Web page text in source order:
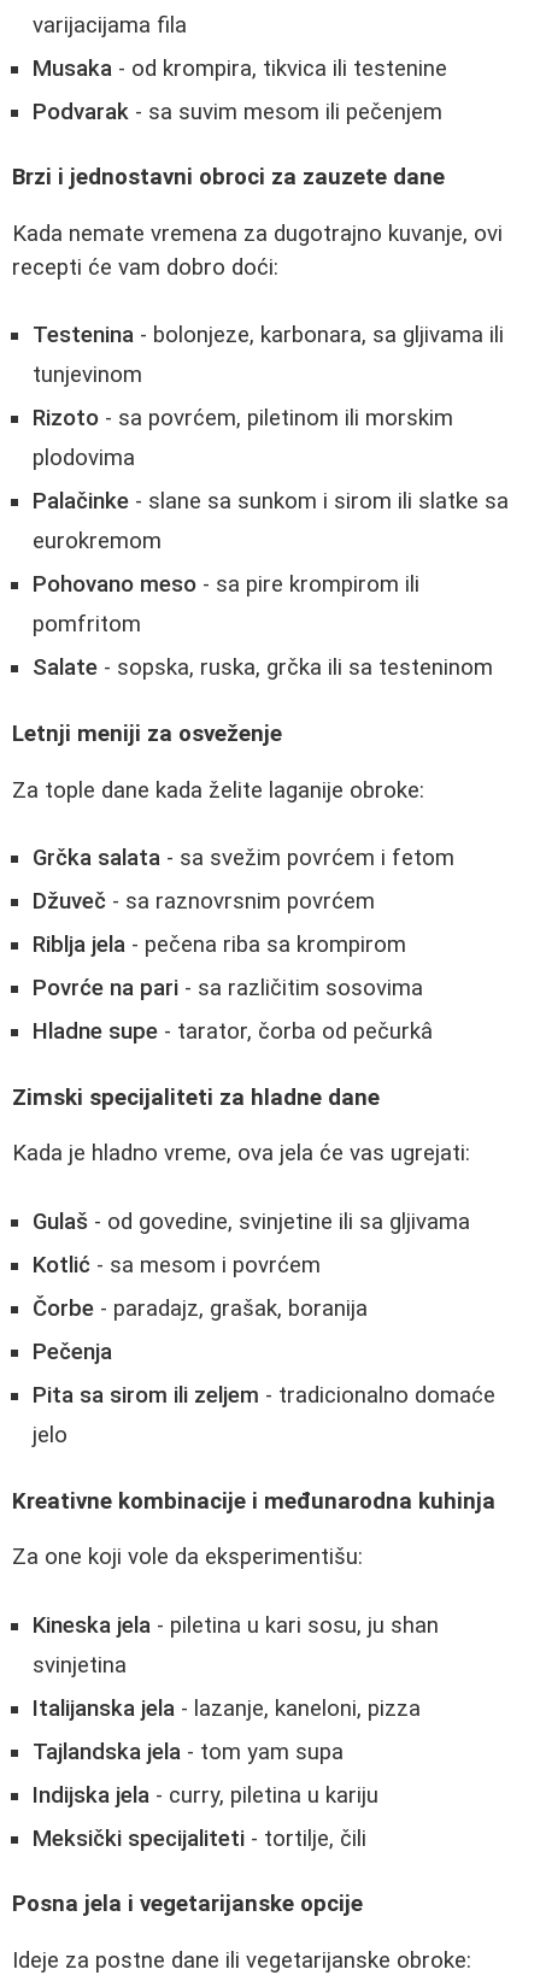
varijacijama fila
Musaka - od krompira, tikvica ili testenine
Podvarak - sa suvim mesom ili pečenjem
Brzi i jednostavni obroci za zauzete dane
Kada nemate vremena za dugotrajno kuvanje, ovi
recepti će vam dobro doći:
Testenina - bolonjeze, karbonara, sa gljivama ili
tunjevinom
Rizoto - sa povrćem, piletinom ili morskim
plodovima
Palačinke - slane sa sunkom i sirom ili slatke sa
eurokremom
Pohovano meso - sa pire krompirom ili
pomfritom
Salate - sopska, ruska, grčka ili sa testeninom
Letnji meniji za osveženje
Za tople dane kada želite laganije obroke:
Grčka salata - sa svežim povrćem i fetom
Džuveč - sa raznovrsnim povrćem
Riblja jela - pečena riba sa krompirom
Povrće na pari - sa različitim sosovima
Hladne supe - tarator, čorba od pečurkâ
Zimski specijaliteti za hladne dane
Kada je hladno vreme, ova jela će vas ugrejati:
Gulaš - od govedine, svinjetine ili sa gljivama
Kotlić - sa mesom i povrćem
Čorbe - paradajz, grašak, boranija
Pečenja
Pita sa sirom ili zeljem - tradicionalno domaće
jelo
Kreativne kombinacije i međunarodna kuhinja
Za one koji vole da eksperimentišu:
Kineska jela - piletina u kari sosu, ju shan
svinjetina
Italijanska jela - lazanje, kaneloni, pizza
Tajlandska jela - tom yam supa
Indijska jela - curry, piletina u kariju
Meksički specijaliteti - tortilje, čili
Posna jela i vegetarijanske opcije
Ideje za postne dane ili vegetarijanske obroke: